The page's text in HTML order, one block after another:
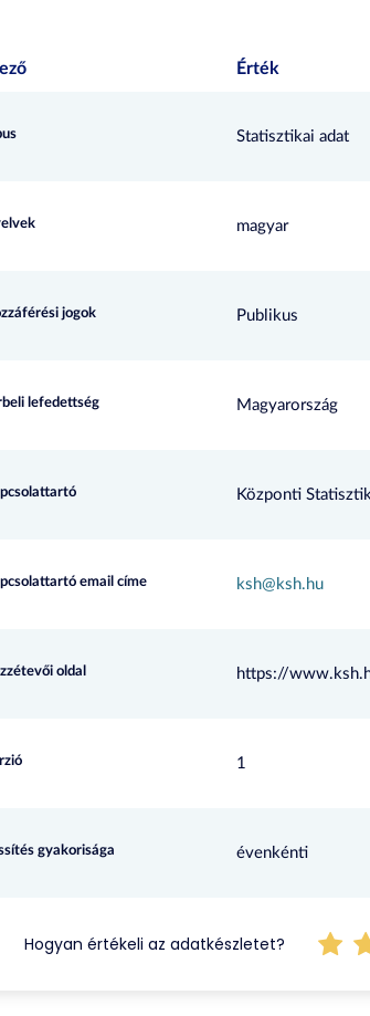
Érték
Statisztikai adat
magyar
jogok Publikus
lefedettség Magyarország
Központi
email címe ksh@ksh.hu
oldal https://
1
gyakorisága évenkénti
Hogyan értékeli az adatkészletet?